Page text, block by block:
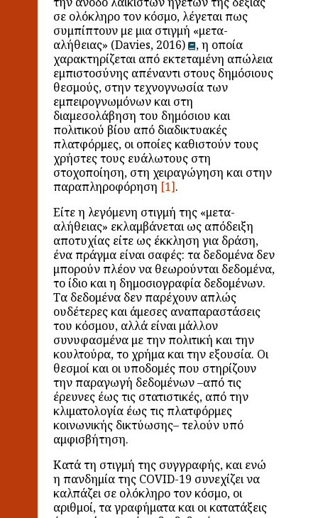
σε ολόκληρο τον κόσμο, λέγεται πως
συμπίπτουν με μια στιγμή «μετα-
αλήθειας» (Davies, 2016)
, η οποία
χαρακτηρίζεται από εκτεταμένη απώλεια
εμπιστοσύνης απέναντι στους δημόσιους
θεσμούς, στην τεχνογνωσία των
εμπειρογνωμόνων και στη
διαμεσολάβηση του δημόσιου και
πολιτικού βίου από διαδικτυακές
πλατφόρμες, οι οποίες καθιστούν τους
χρήστες τους ευάλωτους στη
στοχοποίηση, στη χειραγώγηση και στην
παραπληροφόρηση
.
Είτε η λεγόμενη στιγμή της «μετα-
αλήθειας» εκλαμβάνεται ως απόδειξη
αποτυχίας είτε ως έκκληση για δράση,
ένα πράγμα είναι σαφές: τα δεδομένα δεν
μπορούν πλέον να θεωρούνται δεδομένα,
το ίδιο και η δημοσιογραφία δεδομένων.
Τα δεδομένα δεν παρέχουν απλώς
ουδέτερες και άμεσες αναπαραστάσεις
του κόσμου, αλλά είναι μάλλον
συνυφασμένα με την πολιτική και την
κουλτούρα, το χρήμα και την εξουσία. Οι
θεσμοί και οι υποδομές που στηρίζουν
την παραγωγή δεδομένων –από τις
έρευνες έως τις στατιστικές, από την
κλιματολογία έως τις πλατφόρμες
κοινωνικής δικτύωσης– τελούν υπό
αμφισβήτηση.
Κατά τη στιγμή της συγγραφής, και ενώ
η πανδημία της COVID-19 συνεχίζει να
καλπάζει σε ολόκληρο τον κόσμο, οι
αριθμοί, τα γραφήματα και οι κατατάξεις